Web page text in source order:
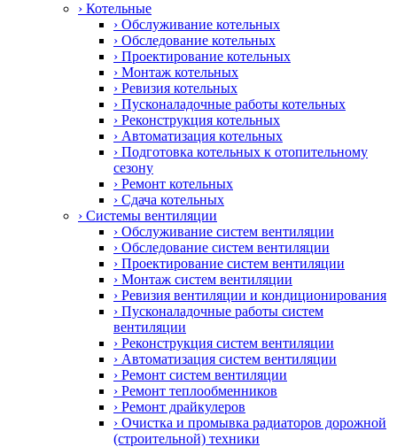
› Котельные
› Обслуживание котельных
› Обследование котельных
› Проектирование котельных
› Монтаж котельных
› Ревизия котельных
› Пусконаладочные работы котельных
› Реконструкция котельных
› Автоматизация котельных
› Подготовка котельных к отопительному
сезону
› Ремонт котельных
› Сдача котельных
› Системы вентиляции
› Обслуживание систем вентиляции
› Обследование систем вентиляции
› Проектирование систем вентиляции
› Монтаж систем вентиляции
› Ревизия вентиляции и кондиционирования
› Пусконаладочные работы систем
вентиляции
› Реконструкция систем вентиляции
› Автоматизация систем вентиляции
› Ремонт систем вентиляции
› Ремонт теплообменников
› Ремонт драйкулеров
› Очистка и промывка радиаторов дорожной
(строительной) техники